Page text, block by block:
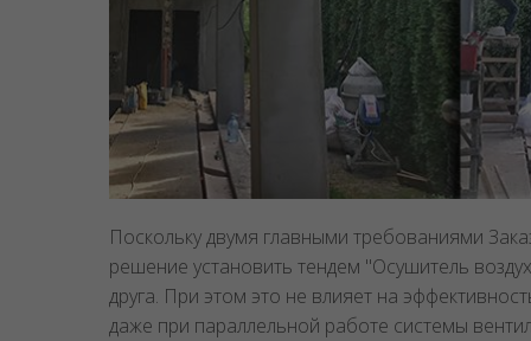
Поскольку двумя главными требованиями
решение установить тендем "Осушитель
друга. При этом это не влияет на
даже при параллельной работе системы